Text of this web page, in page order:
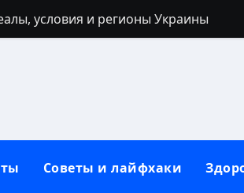
условия и регионы Украины
полный гайд от нуля до сильных
взгляд на природу зла в
от негатива: полный практический
Советы и лайфхаки